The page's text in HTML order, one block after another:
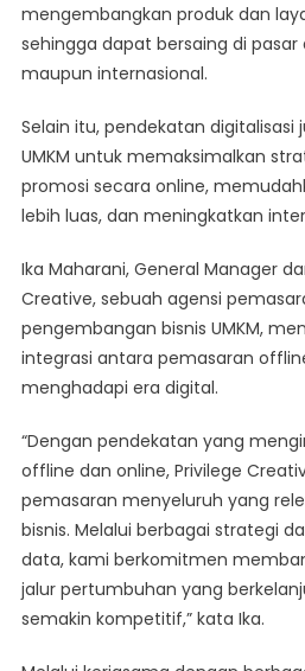
mengembangkan produk dan
sehingga dapat bersaing di
maupun internasional.
Selain itu, pendekatan digitalisasi
UMKM untuk memaksimalkan
promosi secara online,
lebih luas, dan meningkatkan
Ika Maharani, General Manager
Creative, sebuah agensi
pengembangan bisnis UMKM,
integrasi antara pemasaran
menghadapi era digital.
“Dengan pendekatan yang
offline dan online, Privilege
pemasaran menyeluruh yang
bisnis. Melalui berbagai strategi
data, kami berkomitmen
jalur pertumbuhan yang
semakin kompetitif,” kata Ika.